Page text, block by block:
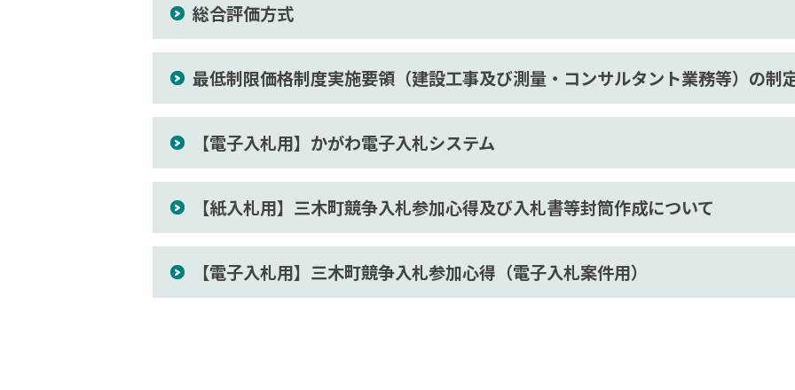
総合評価方式
最低制限価格制度実施要領（建設工事及び測量・コンサルタント業務等）の制
【電子入札用】かがわ電子入札システム
【紙入札用】三木町競争入札参加心得及び入札書等封筒作成について
【電子入札用】三木町競争入札参加心得（電子入札案件用）